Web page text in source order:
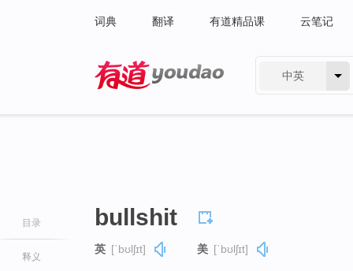
词典 翻译 有道精品课 云笔记
中英
目录
释义
bullshit
英 [ˈbʊlʃɪt] 美 [ˈbʊlʃɪt]